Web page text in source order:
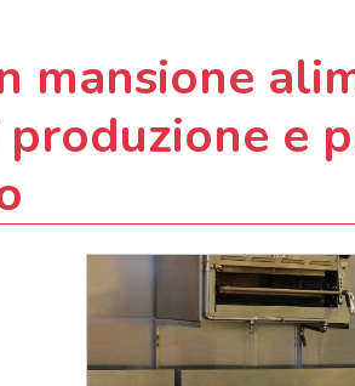
mansione
e